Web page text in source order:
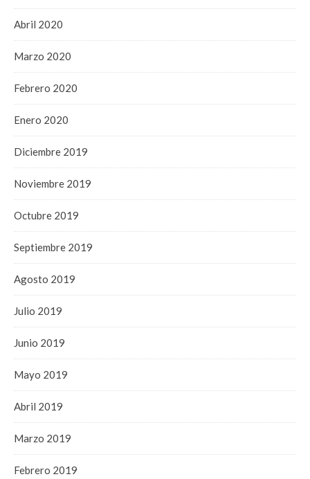
Abril 2020
Marzo 2020
Febrero 2020
Enero 2020
Diciembre 2019
Noviembre 2019
Octubre 2019
Septiembre 2019
Agosto 2019
Julio 2019
Junio 2019
Mayo 2019
Abril 2019
Marzo 2019
Febrero 2019